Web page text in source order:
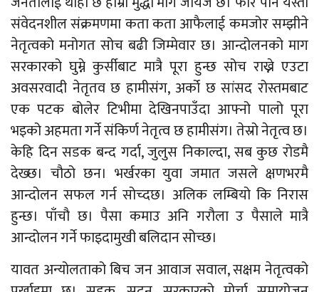
संवेदनशील संक्रमणमा कता कता आफैलाई कमजोर सम्झीने
नेतृत्वको मनोगत सोच बढी जिम्मेवार छ। आन्दोलनको माग
सरकारको घुम्ने कुर्सीबाट मात्रै पूरा हुन्छ सोच राख्ने एउटा
अवसरवादी नेतृतव छ हामीसंग, अर्को छ सांसद रोस्तमबाट
एक पटक बोलेर टिभीमा देखिनपाउँदा आफ्नो पालो पूरा
भइको अहमता गर्ने संकिर्ण नेतृत्व छ हामीसंग। तेस्रो नेतृत्व छ।
केहि दिन सडक बन्द गर्दा, जुलुस निकाल्दा, सब कुछ रोडमै
देख्छ। चौठो छन। भर्खरका युवा जमात जसले क्षणभरमै
आन्दोलन सफल गर्न सोच्दछ। अलिक लम्बियो कि निरास
हुन्छ। पाँचौ छ। पैसा कमाउ अनि गरौला उ पैसाले मात्रै
आन्दोलन गर्ने फाइदामुखी बलिदान सोच्छ।
यावत अन्योलताको बिच जन आवाज सवाल, सक्षम नेतृत्वको